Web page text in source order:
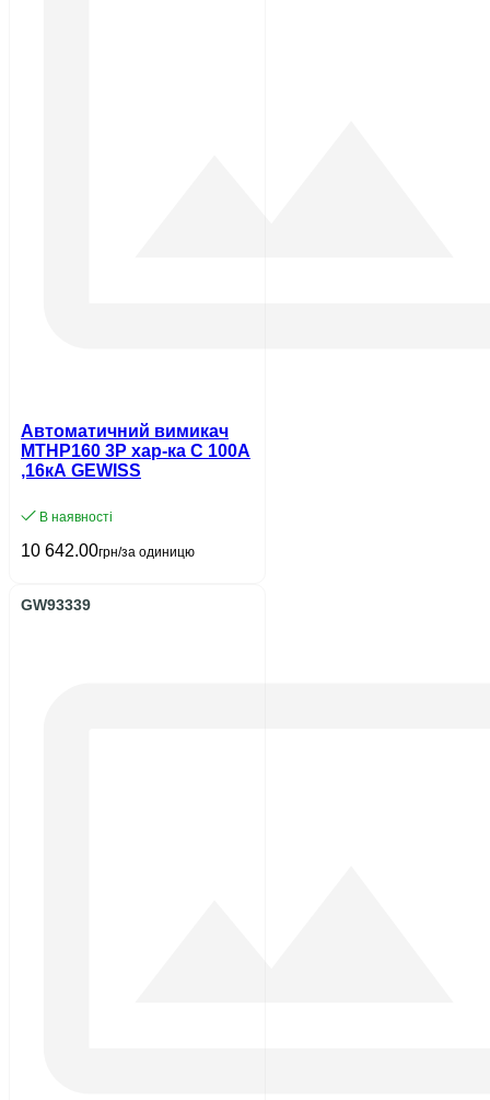
Автоматичний вимикач
MTHP160 3P хар-ка C 100А
,16кA GEWISS
В наявності
10 642.00грн/за одиницю
GW93339